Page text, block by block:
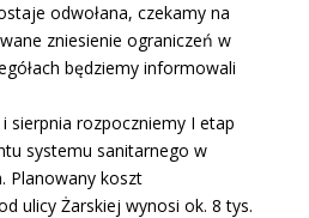
odwołana, czekamy na
zniesienie ograniczeń w
będziemy informowali
sierpnia rozpoczniemy I etap
systemu sanitarnego w
Planowany koszt
ulicy Żarskiej wynosi ok. 8 tys.